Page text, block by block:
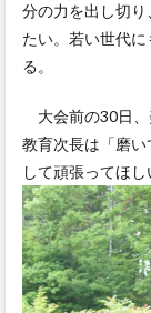
分の力を出し切り
たい。若い世代
る。
大会前の30日、
教育次長は「磨
して頑張ってほし